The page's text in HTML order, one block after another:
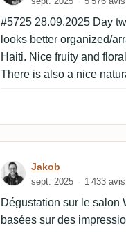
#5725 28.09.2025 Day
looks better organized/
Haiti. Nice fruity and
There is also a nice
Avis de Jakob
Jakob
sept. 2025 1 433 avis
Dégustation sur le salon
basées sur des